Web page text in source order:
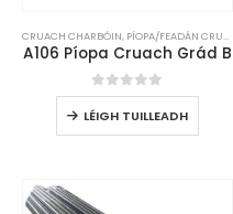
CRUACH CHARBÓIN, PÍOPA/FEADÁN CRUACH CHARBÓIN
A106 Píopa Cruach Grád B
0As 5
LÉIGH TUILLEADH